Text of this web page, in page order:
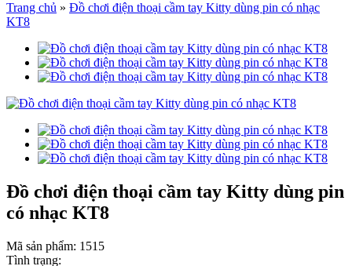
Trang chủ » Đồ chơi điện thoại cầm tay Kitty dùng pin có nhạc
KT8
Đồ chơi điện thoại cầm tay Kitty dùng pin
có nhạc KT8
Mã sản phẩm: 1515
Tình trạng: